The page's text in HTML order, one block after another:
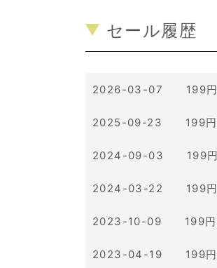
セール履歴
2026-03-07 199円
2025-09-23 199円
2024-09-03 199円
2024-03-22 199円
2023-10-09 199円
2023-04-19 199円